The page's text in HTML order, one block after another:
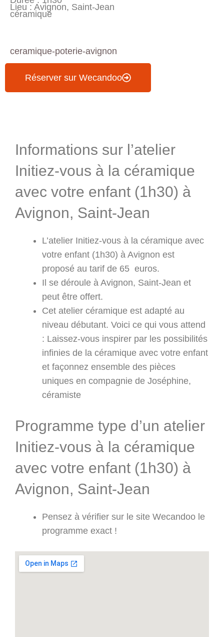
Lieu : Avignon, Saint-Jean
céramique
ceramique-poterie-avignon
Réserver sur Wecandoo
Informations sur l’atelier
Initiez-vous à la céramique
avec votre enfant (1h30) à
Avignon, Saint-Jean
L’atelier Initiez-vous à la céramique avec
votre enfant (1h30) à Avignon est
proposé au tarif de 65 euros.
Il se déroule à Avignon, Saint-Jean et
peut être offert.
Cet atelier céramique est adapté au
niveau débutant. Voici ce qui vous attend
: Laissez-vous inspirer par les possibilités
infinies de la céramique avec votre enfant
et façonnez ensemble des pièces
uniques en compagnie de Joséphine,
céramiste
Programme type d’un atelier
Initiez-vous à la céramique
avec votre enfant (1h30) à
Avignon, Saint-Jean
Pensez à vérifier sur le site Wecandoo le
programme exact !